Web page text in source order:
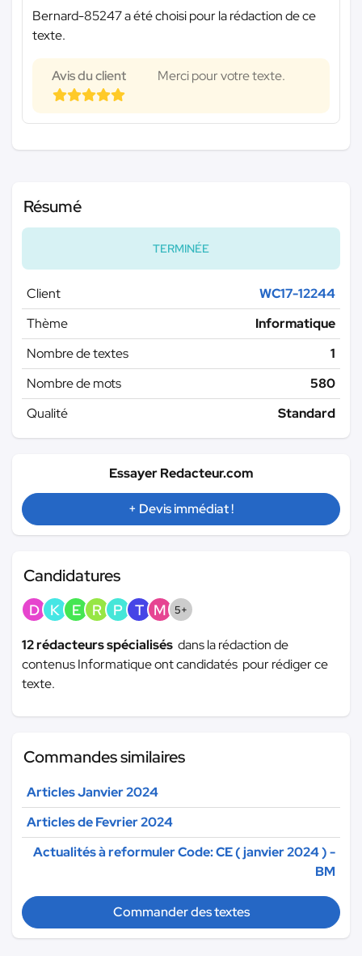
Bernard-85247 a été choisi pour la rédaction de ce
texte.
Avis du client Merci pour votre texte.
Résumé
TERMINÉE
Client
WC17-12244
Thème
Informatique
Nombre de textes
1
Nombre de mots
580
Qualité
Standard
Essayer Redacteur.com
+ Devis immédiat !
Candidatures
D K E R P T M 5+
12 rédacteurs spécialisés dans la rédaction de
contenus Informatique ont candidatés pour rédiger ce
texte.
Commandes similaires
Articles Janvier 2024
Articles de Fevrier 2024
Actualités à reformuler Code: CE ( janvier 2024 ) -
BM
Commander des textes